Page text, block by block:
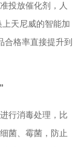
投放催化剂，人
天尼威的智能加
合格率直接提升到
行消毒处理，比
菌、霉菌，防止